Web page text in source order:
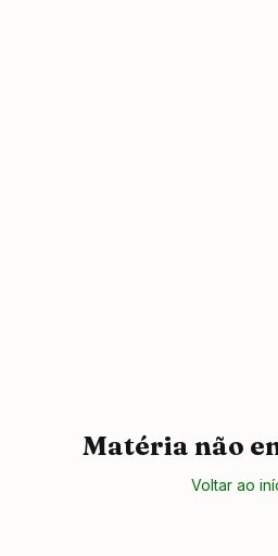
Matéria não
Voltar ao